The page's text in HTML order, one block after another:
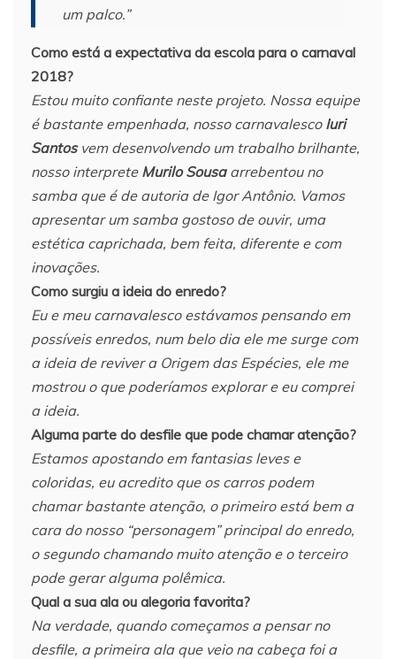
um palco.”
Como está a expectativa da escola para o carnaval
2018?
Estou muito confiante neste projeto. Nossa equipe
é bastante empenhada, nosso carnavalesco Iuri
Santosvem desenvolvendo um trabalho brilhante,
nosso interprete Murilo Sousaarrebentou no
samba que é de autoria de Igor Antônio. Vamos
apresentar um samba gostoso de ouvir, uma
estética caprichada, bem feita, diferente e com
inovações.
Como surgiu a ideia do enredo?
Eu e meu carnavalesco estávamos pensando em
possíveis enredos, num belo dia ele me surge com
a ideia de reviver a Origem das Espécies, ele me
mostrou o que poderíamos explorar e eu comprei
a ideia.
Alguma parte do desfile que pode chamar atenção?
Estamos apostando em fantasias leves e
coloridas, eu acredito que os carros podem
chamar bastante atenção, o primeiro está bem a
cara do nosso “personagem” principal do enredo,
o segundo chamando muito atenção e o terceiro
pode gerar alguma polêmica.
Qual a sua ala ou alegoria favorita?
Na verdade, quando começamos a pensar no
desfile, a primeira ala que veio na cabeça foi a